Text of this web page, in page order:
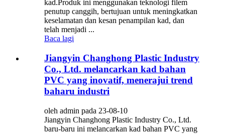
kad.Produk ini menggunakan teknologi filem
penutup canggih, bertujuan untuk meningkatkan
keselamatan dan kesan penampilan kad, dan
telah menjadi ...
Baca lagi
Jiangyin Changhong Plastic Industry
Co., Ltd. melancarkan kad bahan
PVC yang inovatif, menerajui trend
baharu industri
oleh admin pada 23-08-10
Jiangyin Changhong Plastic Industry Co., Ltd.
baru-baru ini melancarkan kad bahan PVC yang